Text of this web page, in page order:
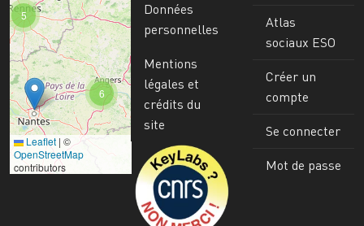
6
5
Leaflet | ©
OpenStreetMap
contributors
Données
personnelles
Mentions
légales et
crédits du
site
Image
Atlas
sociaux ESO
Créer un
compte
Se connecter
Mot de passe